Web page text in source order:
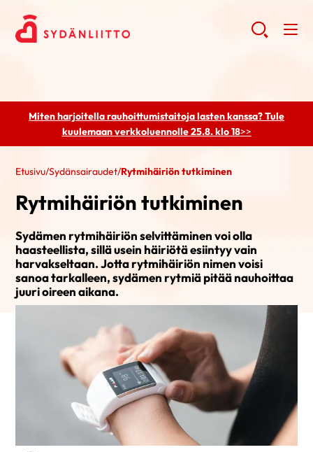
Miten harjoitella rauhoittumistaitoja lasten kanssa? Tule
kuulemaanverkkoluennolle 25.8. klo 18>>
Etusivu/Sydänsairaudet/Rytmihäiriön tutkiminen
Rytmihäiriön tutkiminen
Sydämen rytmihäiriön selvittäminen voi olla
haasteellista, sillä usein häiriötä esiintyy vain
harvakseltaan. Jotta rytmihäiriön nimen voisi
sanoa tarkalleen, sydämen rytmiä pitää nauhoittaa
juuri oireen aikana.